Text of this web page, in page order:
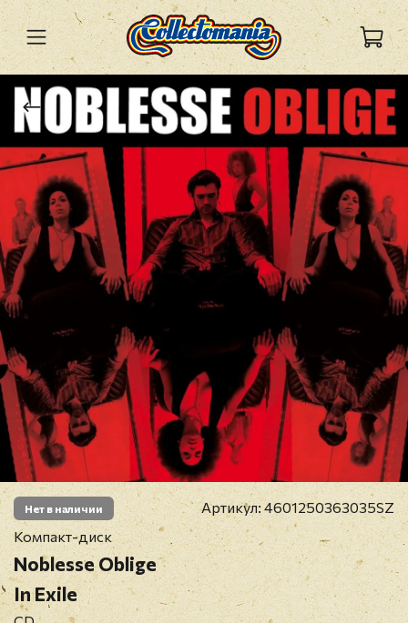
Нет в наличии Артикул:4601250363035SZ
Компакт-диск
Noblesse Oblige
In Exile